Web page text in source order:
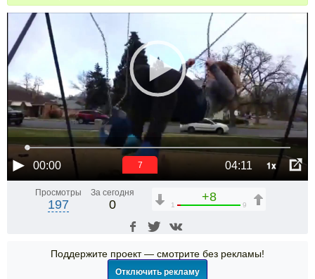
00:00 04:11 1x
6
Просмотры
197
За сегодня
0
+8
1 9
Поддержите проект — смотрите без рекламы!
Отключить рекламу